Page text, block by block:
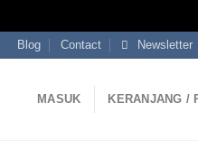
Blog Contact Newsletter
MASUK KERANJANG /